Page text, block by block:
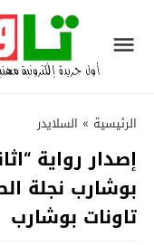
الرئيسية » السلايدر
إصدار رواية
بوشارب نجلة
تاونات بوشارب